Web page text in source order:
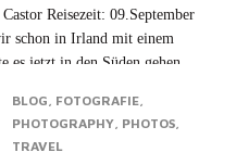
Reisezeit: 09.September
schon in Irland mit einem
es jetzt in den Süden gehen,
more
BLOG FOTOGRAFIE
PHOTOGRAPHY PHOTOS
TRAVEL